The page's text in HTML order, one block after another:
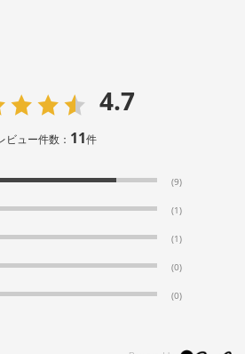
4.7
ビュー件数： 11件
(9)
(1)
(1)
(0)
(0)